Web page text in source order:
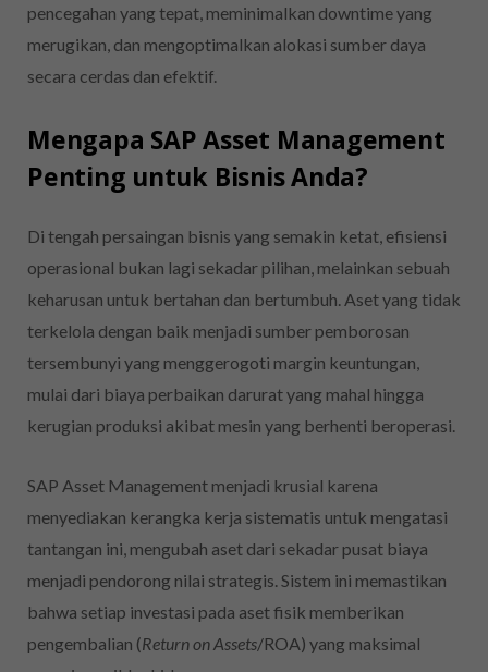
pencegahan yang tepat, meminimalkan downtime yang
merugikan, dan mengoptimalkan alokasi sumber daya
secara cerdas dan efektif.
Mengapa SAP Asset Management
Penting untuk Bisnis Anda?
Di tengah persaingan bisnis yang semakin ketat, efisiensi
operasional bukan lagi sekadar pilihan, melainkan sebuah
keharusan untuk bertahan dan bertumbuh. Aset yang tidak
terkelola dengan baik menjadi sumber pemborosan
tersembunyi yang menggerogoti margin keuntungan,
mulai dari biaya perbaikan darurat yang mahal hingga
kerugian produksi akibat mesin yang berhenti beroperasi.
SAP Asset Management menjadi krusial karena
menyediakan kerangka kerja sistematis untuk mengatasi
tantangan ini, mengubah aset dari sekadar pusat biaya
menjadi pendorong nilai strategis. Sistem ini memastikan
bahwa setiap investasi pada aset fisik memberikan
pengembalian (Return on Assets/ROA) yang maksimal